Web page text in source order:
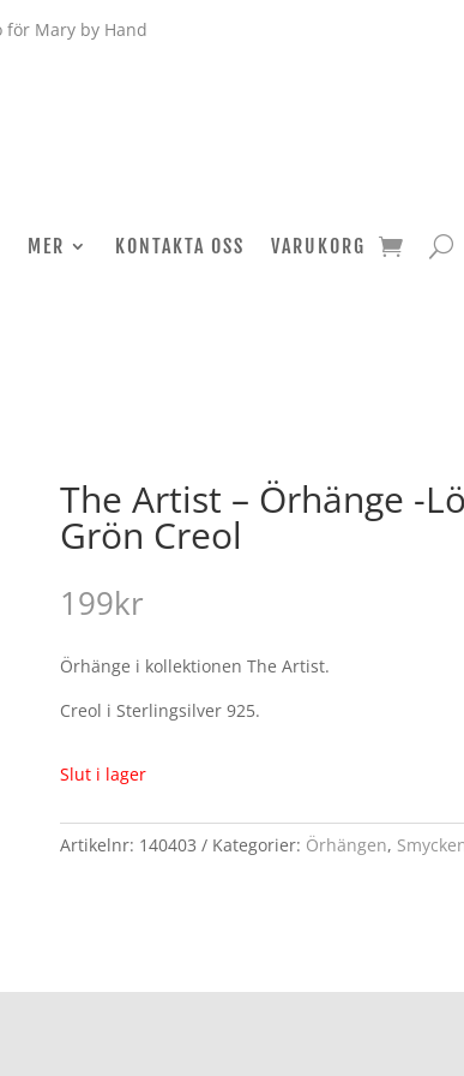
MER KONTAKTA OSS VARUKORG
The Artist – Örhänge -
Grön Creol
199kr
Örhänge i kollektionen The Artist.
Creol i Sterlingsilver 925.
Slut i lager
Artikelnr: 140403 Kategorier: Örhängen,